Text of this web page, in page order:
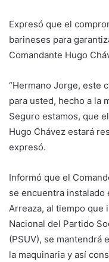
Expresó que el
barineses para
Comandante Hugo
“Hermano Jorge, este
para usted, hecho a la
Seguro estamos, que
Hugo Chávez estará
expresó.
Informó que el
se encuentra instalado
Arreaza, al tiempo que
Nacional del Partido
(PSUV), se mantendrá
la maquinaria y así